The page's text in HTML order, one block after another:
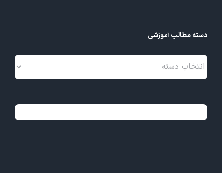
دسته مطالب آموزشی
دسته